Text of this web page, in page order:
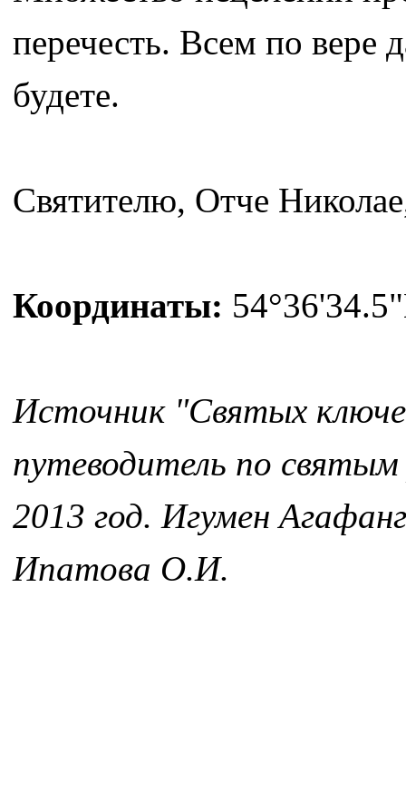
перечесть. Всем по вере
будете.
Святителю, Отче
Координаты:
Источник "Святых
путеводитель по
2013 год. Игумен
Ипатова О.И.